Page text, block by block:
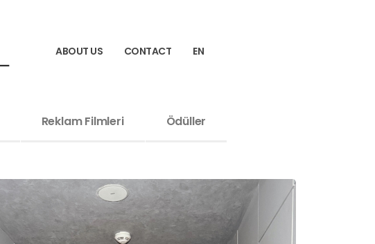
ABOUT US CONTACT EN
Reklam Filmleri Ödüller